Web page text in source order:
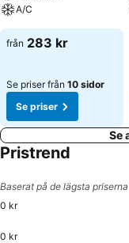
A/C
från 283 kr
Se priser från 10 sidor
Se priser
Se
Pristrend
Baserat på de lägsta
0 kr
0 kr